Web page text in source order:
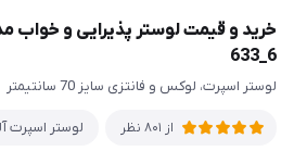
خرید و قیمت لوستر پذیرایی و خواب
6_633
لوستر اسپرت، لوکس و فانتزی سایز 70 سانتیمتر
از 801 نظر لوستر اسپرت